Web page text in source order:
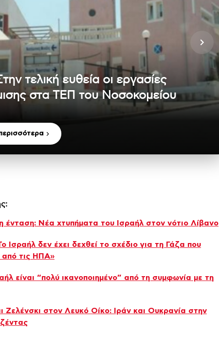
τελική ευθεία οι εργασίες
στα ΤΕΠ του Νοσοκομείου
ένταση: Νέα χτυπήματα του Ισραήλ στον νότιο Λίβανο
Ισραήλ δεν έχει δεχθεί το σχέδιο για τη Γάζα που
από τις ΗΠΑ»
είναι “πολύ ικανοποιημένο” από τη συμφωνία με τη
Ζελένσκι στον Λευκό Οίκο: Ιράν και Ουκρανία στην